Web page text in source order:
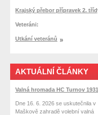
Krajský přebor přípravek 2.
Veteráni:
Utkání veteránů
AKTUÁLNÍ ČLÁNKY
Valná hromada HC Turnov 1931
Dne 16. 6. 2026 se uskutečnila v
Maškově zahradě volební valná